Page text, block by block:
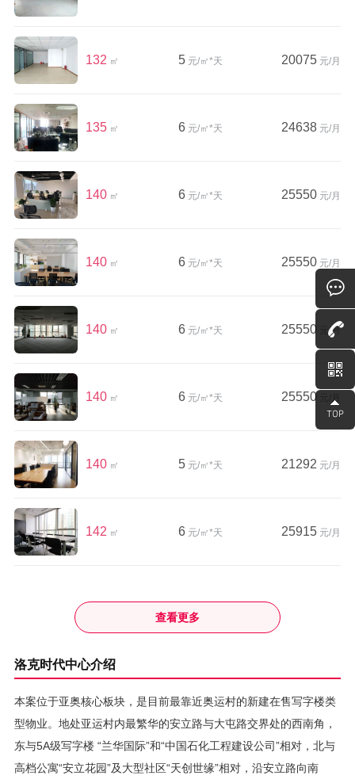
132 ㎡ 5 元/㎡*天 20075 元/月
135 ㎡ 6 元/㎡*天 24638 元/月
140 ㎡ 6 元/㎡*天 25550 元/月
140 ㎡ 6 元/㎡*天 25550 元/月
140 ㎡ 6 元/㎡*天 25550 元/月
140 ㎡ 6 元/㎡*天 25550
140 ㎡ 5 元/㎡*天 21292 元/月
142 ㎡ 6 元/㎡*天 25915 元/月
查看更多
洛克时代中心介绍
本案位于亚奥核心板块，是目前最靠近奥运村的新建在售写字楼类
型物业。地处亚运村内最繁华的安立路与大屯路交界处的西南角，
东与5A级写字楼 “兰华国际”和“中国石化工程建设公司”相对，北与
高档公寓“安立花园”及大型社区“天创世缘”相对，沿安立路向南